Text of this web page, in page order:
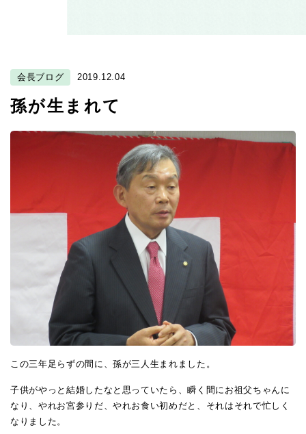
会長ブログ 2019.12.04
孫が生まれて
この三年足らずの間に、孫が三人生まれました。
子供がやっと結婚したなと思っていたら、瞬く間にお祖父ちゃんに
なり、やれお宮参りだ、やれお食い初めだと、それはそれで忙しく
なりました。